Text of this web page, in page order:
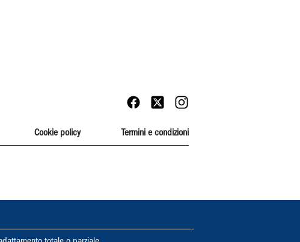
Cookie policy Termini e condizioni